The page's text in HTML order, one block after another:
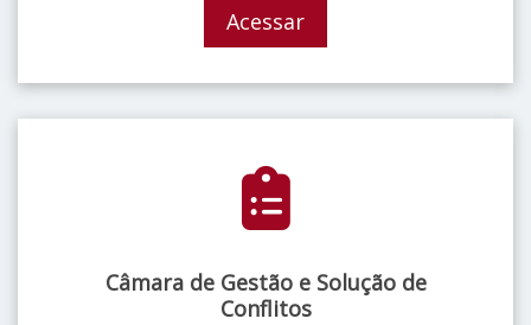
Acessar
Câmara de Gestão e Solução de
Conflitos